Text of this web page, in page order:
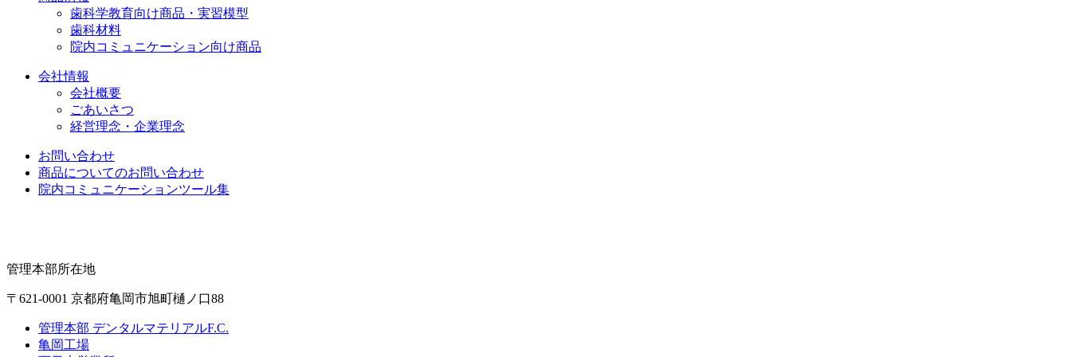
歯科学教育向け商品・実習模型
歯科材料
院内コミュニケーション向け商品
会社情報
会社概要
ごあいさつ
経営理念・企業理念
お問い合わせ
商品についてのお問い合わせ
院内コミュニケーションツール集
管理本部所在地
〒621-0001 京都府亀岡市旭町樋ノ口88
管理本部 デンタルマテリアルF.C.
亀岡工場